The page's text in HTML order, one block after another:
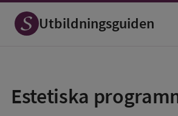
Utbildningsguiden
Estetiska
som
favorit